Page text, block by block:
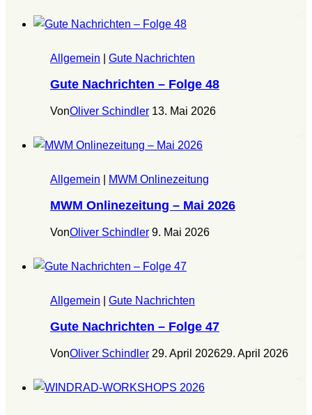
Allgemein Gute Nachrichten
Gute Nachrichten – Folge 48
VonOliver Schindler 13. Mai 2026
Allgemein MWM Onlinezeitung
MWM Onlinezeitung – Mai 2026
VonOliver Schindler 9. Mai 2026
Allgemein Gute Nachrichten
Gute Nachrichten – Folge 47
VonOliver Schindler 29. April 202629. April 2026